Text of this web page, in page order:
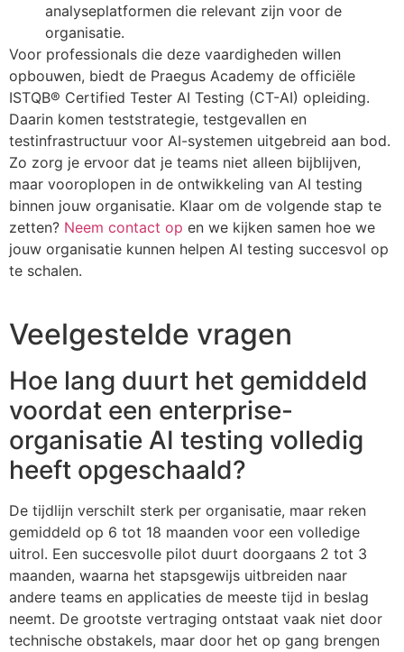
analyseplatformen die relevant zijn voor de
organisatie.
Voor professionals die deze vaardigheden willen
opbouwen, biedt de Praegus Academy de officiële
ISTQB® Certified Tester AI Testing (CT-AI) opleiding.
Daarin komen teststrategie, testgevallen en
testinfrastructuur voor AI-systemen uitgebreid aan bod.
Zo zorg je ervoor dat je teams niet alleen bijblijven,
maar vooroplopen in de ontwikkeling van AI testing
binnen jouw organisatie. Klaar om de volgende stap te
zetten? Neem contact op en we kijken samen hoe we
jouw organisatie kunnen helpen AI testing succesvol op
te schalen.
Veelgestelde vragen
Hoe lang duurt het gemiddeld
voordat een enterprise-
organisatie AI testing volledig
heeft opgeschaald?
De tijdlijn verschilt sterk per organisatie, maar reken
gemiddeld op 6 tot 18 maanden voor een volledige
uitrol. Een succesvolle pilot duurt doorgaans 2 tot 3
maanden, waarna het stapsgewijs uitbreiden naar
andere teams en applicaties de meeste tijd in beslag
neemt. De grootste vertraging ontstaat vaak niet door
technische obstakels, maar door het op gang brengen